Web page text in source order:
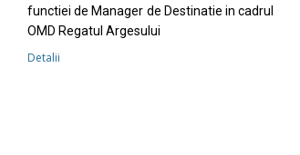
functiei de Manager de Destinatie in cadrul
OMD Regatul Argesului
Detalii